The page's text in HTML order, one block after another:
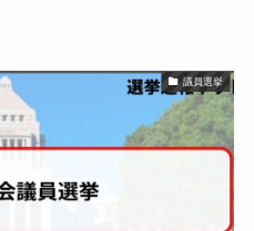
議員選挙